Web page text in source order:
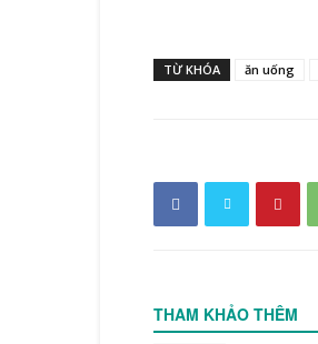
TỪ KHÓA ăn uống
THAM KHẢO THÊM